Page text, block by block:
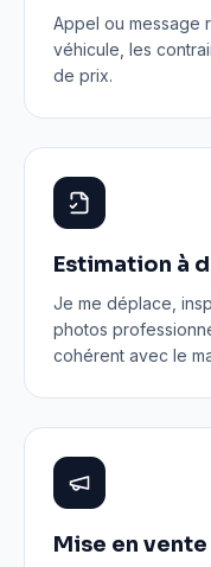
Appel ou message
véhicule, les
de prix.
Estimation à
Je me déplace,
photos
cohérent avec le
Mise en vente